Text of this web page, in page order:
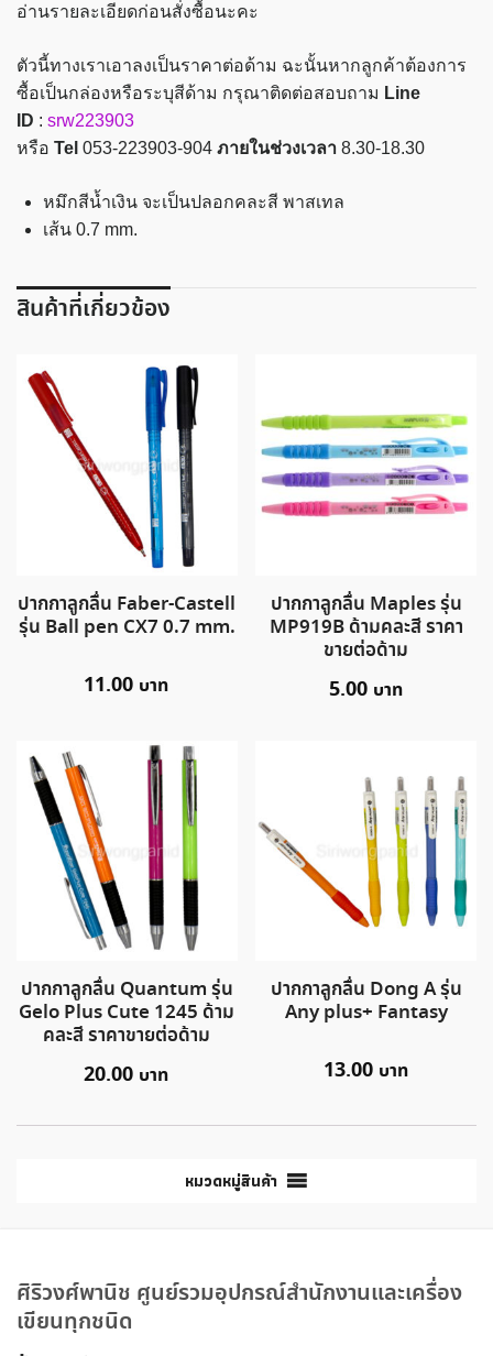
รุ่น
Sense
0.7
mm.
ด้าม
คละ
ชิ้น
อ่านรายละเอียดก่อนสั่งซื้อนะคะ
ตัวนี้ทางเราเอาลงเป็นราคาต่อด้าม ฉะนั้นหากลูกค้าต้องการ
ซื้อเป็นกล่องหรือระบุสีด้าม กรุณาติดต่อสอบถาม Line
ID : srw223903
หรือ Tel 053-223903-904 ภายในช่วงเวลา 8.30-18.30
หมึกสีน้ำเงิน จะเป็นปลอกคละสี พาสเทล
เส้น 0.7 mm.
สินค้าที่เกี่ยวข้อง
ปากกาลูกลื่น Faber-Castell
รุ่น Ball pen CX7 0.7 mm.
11.00
ปากกาลูกลื่น Maples รุ่น
MP919B ด้ามคละสี ราคา
ขายต่อด้าม
5.00
ปากกาลูกลื่น Quantum รุ่น
Gelo Plus Cute 1245 ด้าม
คละสี ราคาขายต่อด้าม
20.00
ปากกาลูกลื่น Dong A รุ่น
Any plus+ Fantasy
13.00
หมวดหมู่สินค้า
ศิริวงศ์พานิช ศูนย์รวมอุปกรณ์สำนักงานและเครื่อง
เขียนทุกชนิด